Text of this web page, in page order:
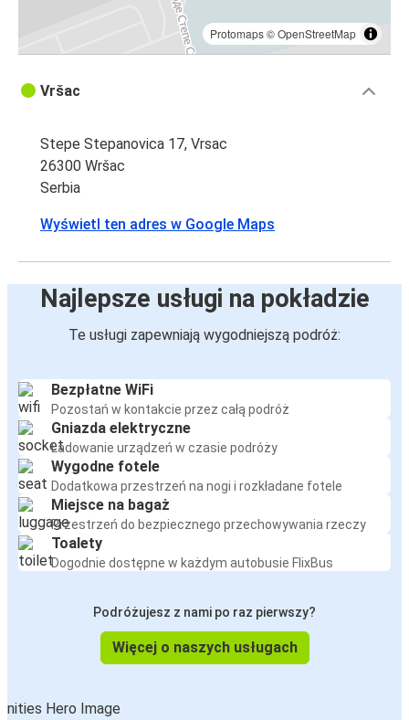
Protomaps©OpenStreetMap
Vršac
Stepe Stepanovica 17, Vrsac
26300 Wršac
Serbia
Wyświetl ten adres w Google Maps
Najlepsze usługi na pokładzie
Te usługi zapewniają wygodniejszą podróż:
Bezpłatne WiFi
Pozostań w kontakcie przez całą podróż
Gniazda elektryczne
Ładowanie urządzeń w czasie podróży
Wygodne fotele
Dodatkowa przestrzeń na nogi i rozkładane fotele
Miejsce na bagaż
Przestrzeń do bezpiecznego przechowywania rzeczy
Toalety
Dogodnie dostępne w każdym autobusie FlixBus
Podróżujesz z nami po raz pierwszy?
Więcej o naszych usługach